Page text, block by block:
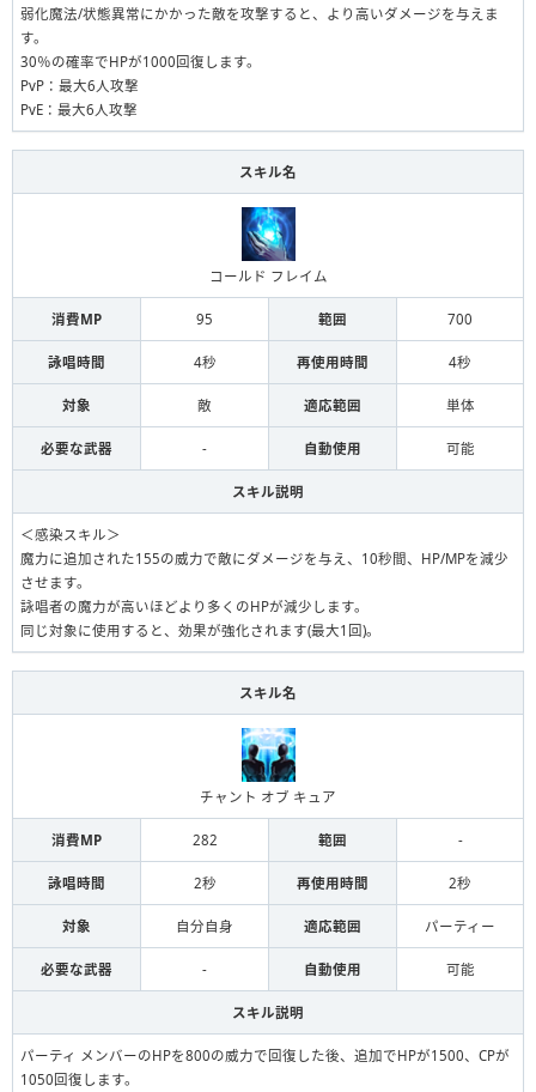
弱化魔法/状態異常にかかった敵を攻撃すると、より高いダメージを与えま
す。
30％の確率でHPが1000回復します。
PvP：最大6人攻撃
PvE：最大6人攻撃
スキル名
コールド フレイム
消費MP 95 範囲 700
詠唱時間 4秒 再使用時間 4秒
対象 敵 適応範囲 単体
必要な武器 - 自動使用 可能
スキル説明
＜感染スキル＞
魔力に追加された155の威力で敵にダメージを与え、10秒間、HP/MPを減少
させます。
詠唱者の魔力が高いほどより多くのHPが減少します。
同じ対象に使用すると、効果が強化されます(最大1回)。
スキル名
チャント オブ キュア
消費MP 282 範囲 -
詠唱時間 2秒 再使用時間 2秒
対象 自分自身 適応範囲 パーティー
必要な武器 - 自動使用 可能
スキル説明
パーティ メンバーのHPを800の威力で回復した後、追加でHPが1500、CPが
1050回復します。